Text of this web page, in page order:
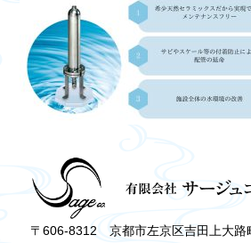
〒606-8312 京都市左京区吉田上大路